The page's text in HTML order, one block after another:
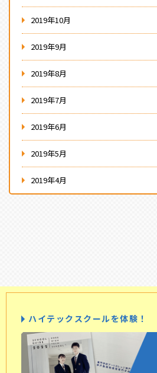
2019年10月
2019年9月
2019年8月
2019年7月
2019年6月
2019年5月
2019年4月
ハイテックスクールを体験！